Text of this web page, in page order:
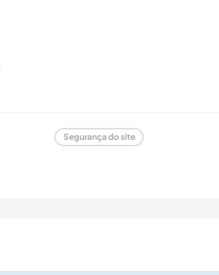
Segurança do site